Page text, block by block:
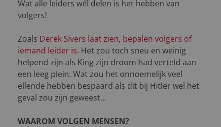
Wat alle leiders wél delen is het hebben van
volgers!
Zoals Derek Sivers laat zien, bepalen volgers of
iemand leider is. Het zou toch sneu en weinig
helpend zijn als King zijn droom had verteld aan
een leeg plein. Wat zou het onnoemelijk veel
ellende hebben bespaard als dit bij Hitler wel het
geval zou zijn geweest…
WAAROM VOLGEN MENSEN?